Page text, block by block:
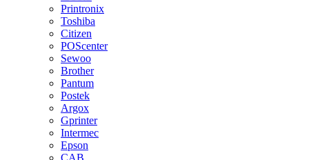
Printronix
Toshiba
Citizen
POScenter
Sewoo
Brother
Pantum
Postek
Argox
Gprinter
Intermec
Epson
CAB